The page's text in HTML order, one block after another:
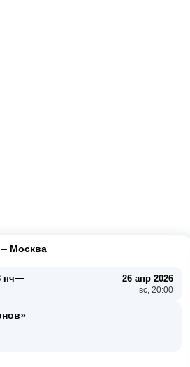
– Москва
нч— 26 апр 2026
вс, 20:00